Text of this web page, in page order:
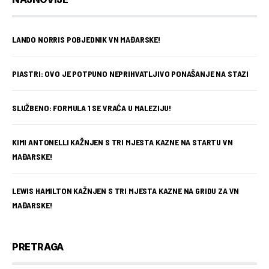
LANDO NORRIS POBJEDNIK VN MAĐARSKE!
PIASTRI: OVO JE POTPUNO NEPRIHVATLJIVO PONAŠANJE NA STAZI
SLUŽBENO: FORMULA 1 SE VRAĆA U MALEZIJU!
KIMI ANTONELLI KAŽNJEN S TRI MJESTA KAZNE NA STARTU VN
MAĐARSKE!
LEWIS HAMILTON KAŽNJEN S TRI MJESTA KAZNE NA GRIDU ZA VN
MAĐARSKE!
PRETRAGA